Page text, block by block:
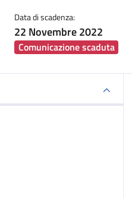
Data di scadenza:
22 Novembre 2022
Comunicazione scaduta